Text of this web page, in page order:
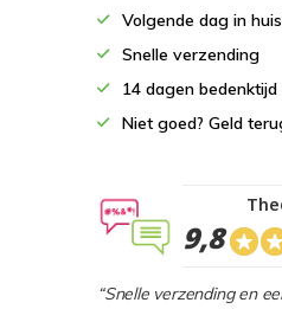
Volgende dag in
Snelle verzending
14 dagen bedenktijd
Niet goed? Geld
9,8
“Snelle verzending en